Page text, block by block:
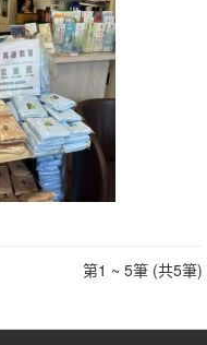
第1 ~ 5筆 (共5筆)